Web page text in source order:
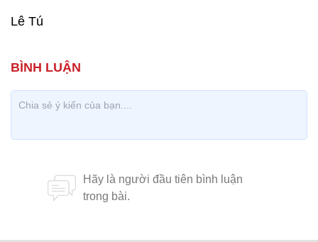
Lê Tú